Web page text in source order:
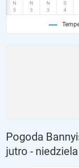
Pogoda
jutro -